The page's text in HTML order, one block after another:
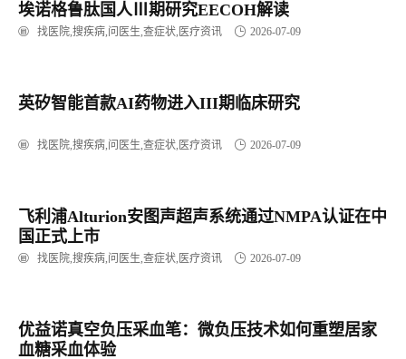
埃诺格鲁肽国人Ⅲ期研究EECOH解读
找医院,搜疾病,问医生,查症状,医疗资讯 2026-07-09
英矽智能首款AI药物进入III期临床研究
找医院,搜疾病,问医生,查症状,医疗资讯 2026-07-09
飞利浦Alturion安图声超声系统通过NMPA认证在中
国正式上市
找医院,搜疾病,问医生,查症状,医疗资讯 2026-07-09
优益诺真空负压采血笔：微负压技术如何重塑居家
血糖采血体验